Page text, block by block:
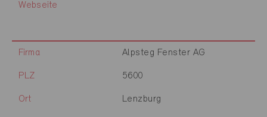
Webseite
Firma Alpsteg Fenster AG
PLZ 5600
Ort Lenzburg